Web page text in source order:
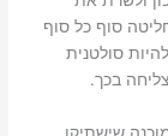
סוף כל סוף
סולטנית
בכך.